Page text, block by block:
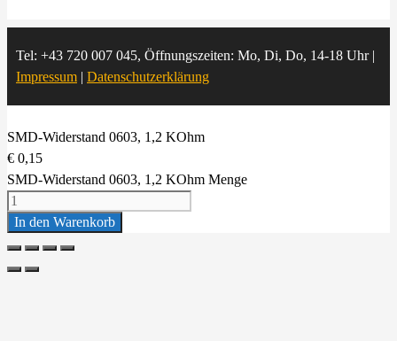
Tel: +43 720 007 045, Öffnungszeiten: Mo, Di, Do, 14-18 Uhr |
Impressum | Datenschutzerklärung
SMD-Widerstand 0603, 1,2 KOhm
€ 0,15
SMD-Widerstand 0603, 1,2 KOhm Menge
In den Warenkorb